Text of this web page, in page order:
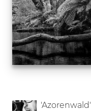
'Azorenwald'